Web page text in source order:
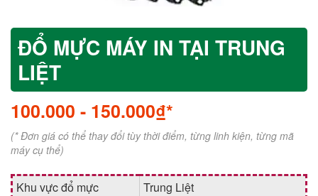
ĐỔ MỰC MÁY IN TẠI TRUNG
LIỆT
100.000 - 150.000₫*
(* Đơn giá có thể thay đổi tùy thời điểm, từng linh kiện, từng mã
máy cụ thể)
Khu vực đổ mực
Trung Liệt